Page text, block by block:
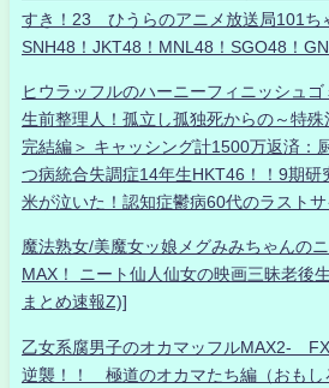
すき！23 ひうらのアニメ放送局101ち
SNH48！JKT48！MNL48！SGO48！
ヒウラッフルのハーニーフィニッシュゴ
生前整理人！孤立し孤独死からの～特
完結編＞ キャッシング計1500万返済：
つ病統合失調症14年生HKT46！！9期研
米が泣いた！認知症鬱病60代のラスト
魔法熟女/美魔女ッ娘メグみみちゃんの
MAX！ ニート仙人仙女の映画三昧老後
まとめ速報Z)]
乙女系腐男子のオカマッフルMAX2-
逆襲！！ 極道のオカマたち編（おもし